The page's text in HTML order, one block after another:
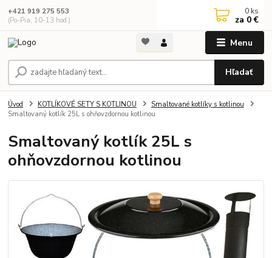
Menu
Hľadať
+421 919 275 553
(Po-Pia, 10-13 hod.)
0 ks
za 0 €
Úvod KOTLÍKOVÉ SETY S KOTLINOU
Smaltované kotlíky s kotlinou
Smaltovaný kotlík 25L s ohňovzdornou kotlinou
Smaltovaný kotlík 25L s
ohňovzdornou kotlinou